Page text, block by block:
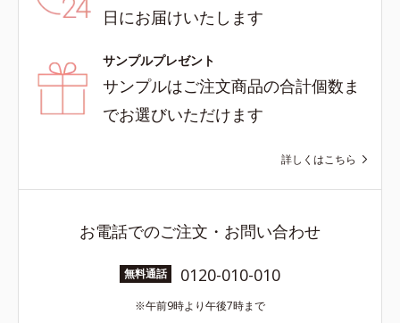
日にお届けいたします
サンプルプレゼント
サンプルはご注文商品の合計個数ま
でお選びいただけます
詳しくはこちら
お電話でのご注文・お問い合わせ
無料通話 0120-010-010
午前9時より午後7時まで